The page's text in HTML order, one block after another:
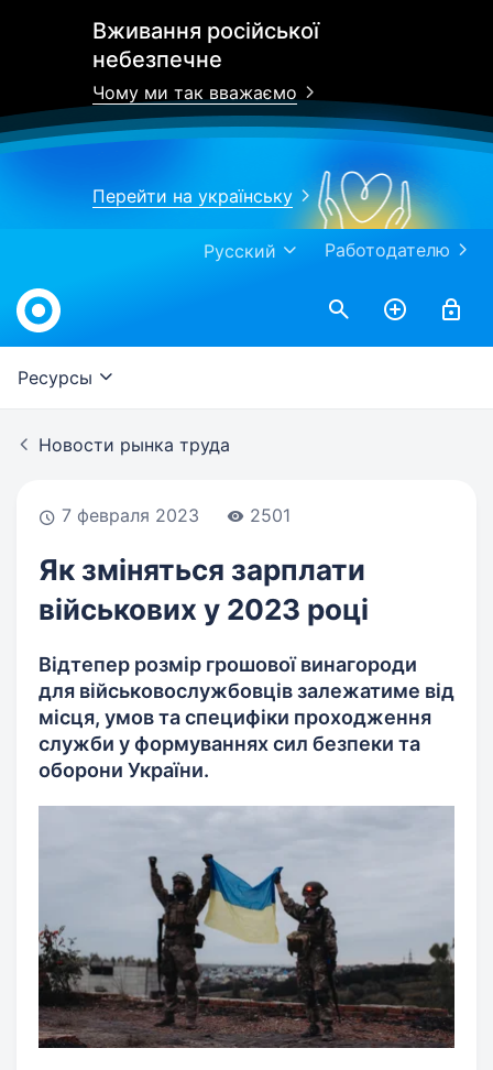
Вживання російської
небезпечне
Чому ми так вважаємо
Перейти на українську
Работодателю
Русский
Work.ua
Ресурсы
Новости рынка труда
7 февраля 2023 2501
Як зміняться зарплати
військових у 2023 році
Відтепер розмір грошової винагороди
для військовослужбовців залежатиме від
місця, умов та специфіки проходження
служби у формуваннях сил безпеки та
оборони України.